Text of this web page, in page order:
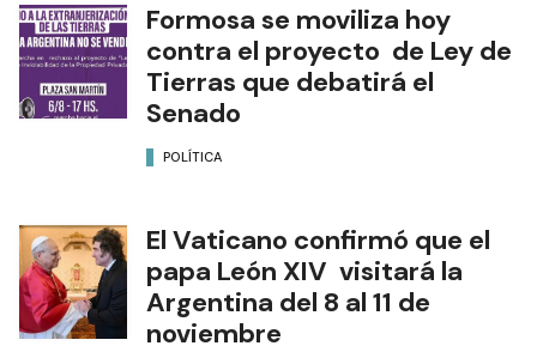
Formosa se moviliza hoy
contra el proyecto de Ley de
Tierras que debatirá el
Senado
POLÍTICA
El Vaticano confirmó que el
papa León XIV visitará la
Argentina del 8 al 11 de
noviembre